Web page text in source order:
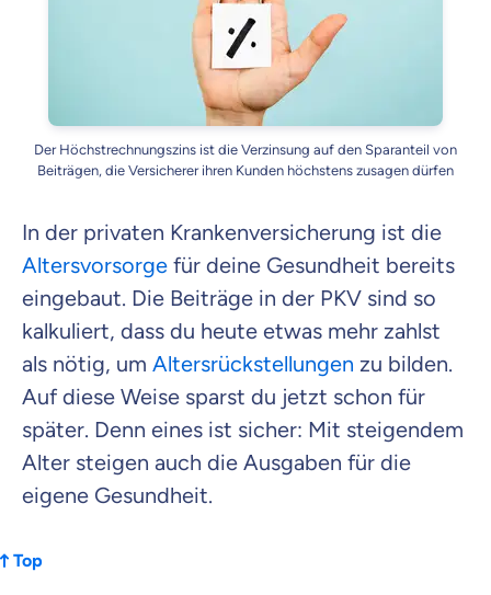
Der Höchstrechnungszins ist die Verzinsung auf den Sparanteil von
Beiträgen, die Versicherer ihren Kunden höchstens zusagen dürfen
In der privaten Krankenversicherung ist die
Altersvorsorge für deine Gesundheit bereits
eingebaut. Die Beiträge in der PKV sind so
kalkuliert, dass du heute etwas mehr zahlst
als nötig, um Altersrückstellungen zu bilden.
Auf diese Weise sparst du jetzt schon für
später. Denn eines ist sicher: Mit steigendem
Alter steigen auch die Ausgaben für die
eigene Gesundheit.
Top
Mit dem Abschicken meiner Daten erkläre ich meine
Kontaktaufnahme durch ottonova.
Weiter zu deinen Informationen